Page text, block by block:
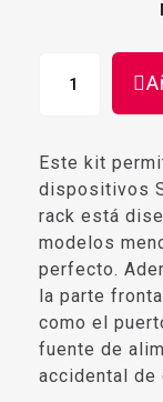
Este kit
dispositivos
rack está
modelos
perfecto.
la parte
como el
fuente de
accidental de